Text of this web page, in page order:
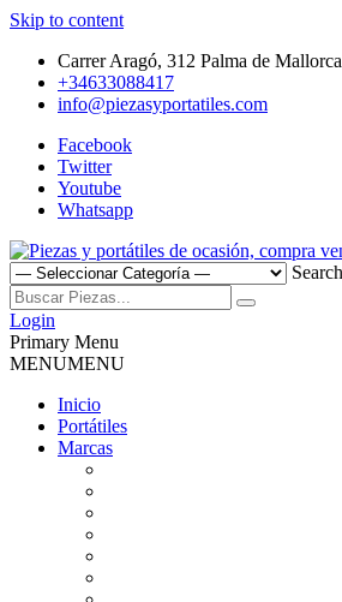
Skip to content
Carrer Aragó, 312 Palma de Mallorca
+34633088417
info@piezasyportatiles.com
Facebook
Twitter
Youtube
Whatsapp
Piezas y portátiles
compra venta y
Todo lo que necesitas para reparar tu
Teclados, Baterías, Carcasas, Placas,
Ventiladores
Login
Primary Menu
MENUMENU
Inicio
Portátiles
Marcas